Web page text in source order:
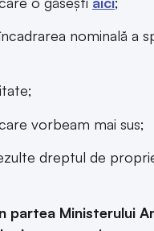
nominală
vorbeam mai sus;
dreptul de
partea Ministerului